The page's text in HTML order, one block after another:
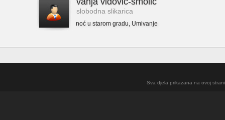
slobodna slikarica
noć u starom gradu, Umivanje
Sva djela prikazana na ovoj